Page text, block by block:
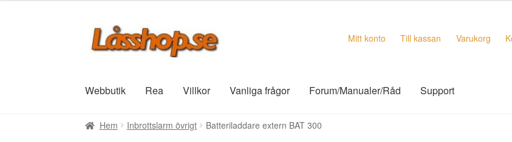
Hoppa
till
Hoppa
till
Mitt konto Till kassan Varukorg
Webbutik Rea Villkor Vanliga frågor Forum/Manualer/Råd Support
Hem Inbrottslarm övrigt Batteriladdare extern BAT 300